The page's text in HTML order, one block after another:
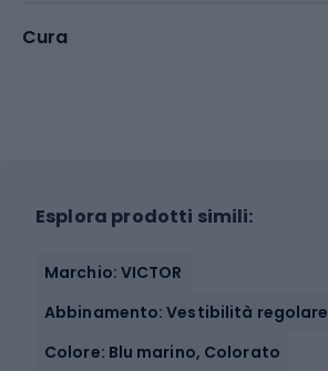
Cura
Esplora prodotti simili:
Marchio: VICTOR
Abbinamento: Vestibilità regolare
Colore: Blu marino, Colorato